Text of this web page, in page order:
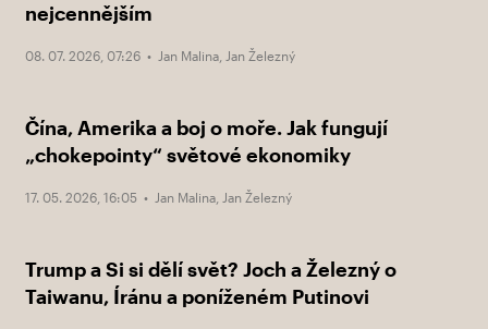
nejcennějším
08. 07. 2026, 07:26 • Jan Malina Jan Železný
Čína, Amerika a boj o moře. Jak fungují
„chokepointy“ světové ekonomiky
17. 05. 2026, 16:05 • Jan Malina Jan Železný
Trump a Si si dělí svět? Joch a Železný o
Taiwanu, Íránu a poníženém Putinovi